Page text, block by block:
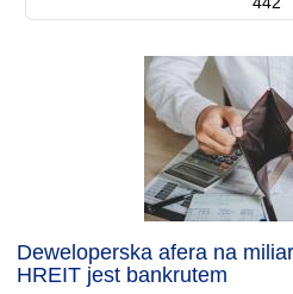
Deweloperska afera na
HREIT jest bankrutem